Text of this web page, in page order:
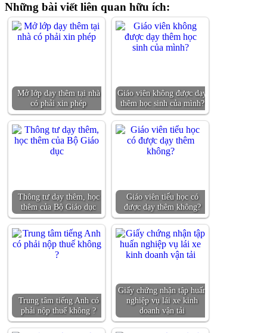
Những bài viết liên quan hữu ích:
Mở lớp dạy thêm tại nhà
có phải xin phép
Giáo viên không được dạy
thêm học sinh của mình?
Thông tư dạy thêm, học
thêm của Bộ Giáo dục
Giáo viên tiểu học có
được dạy thêm không?
Trung tâm tiếng Anh có
phải nộp thuế không ?
Giấy chứng nhận tập huấn
nghiệp vụ lái xe kinh
doanh vận tải